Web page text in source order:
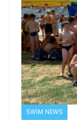
SWIM NEWS